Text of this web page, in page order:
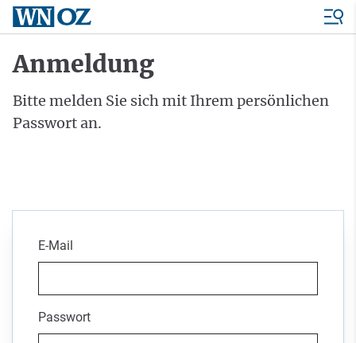
Anmeldung
Bitte melden Sie sich mit Ihrem persönlichen
Passwort an.
E-Mail
Passwort